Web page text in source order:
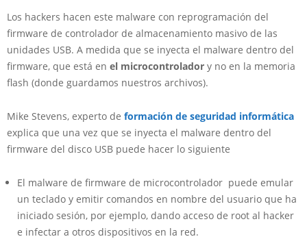
Los hackers hacen este malware con reprogramación del
firmware de controlador de almacenamiento masivo de las
unidades USB. A medida que se inyecta el malware dentro del
firmware, que está en el microcontrolador y no en la memoria
flash (donde guardamos nuestros archivos).
Mike Stevens, experto de formación de seguridad informática
explica que una vez que se inyecta el malware dentro del
firmware del disco USB puede hacer lo siguiente
El malware de firmware de microcontrolador puede emular
un teclado y emitir comandos en nombre del usuario que ha
iniciado sesión, por ejemplo, dando acceso de root al hacker
e infectar a otros dispositivos en la red.